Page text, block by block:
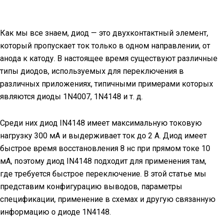
Как мы все знаем, диод — это двухконтактный элемент,
который пропускает ток только в одном направлении, от
анода к катоду. В настоящее время существуют различные
типы диодов, используемых для переключения в
различных приложениях, типичными примерами которых
являются диоды 1N4007, 1N4148 и т. д.
Среди них диод IN4148 имеет максимальную токовую
нагрузку 300 мА и выдерживает ток до 2 А. Диод имеет
быстрое время восстановления 8 нс при прямом токе 10
мА, поэтому диод IN4148 подходит для применения там,
где требуется быстрое переключение. В этой статье мы
представим конфигурацию выводов, параметры
спецификации, применение в схемах и другую связанную
информацию о диоде 1N4148.